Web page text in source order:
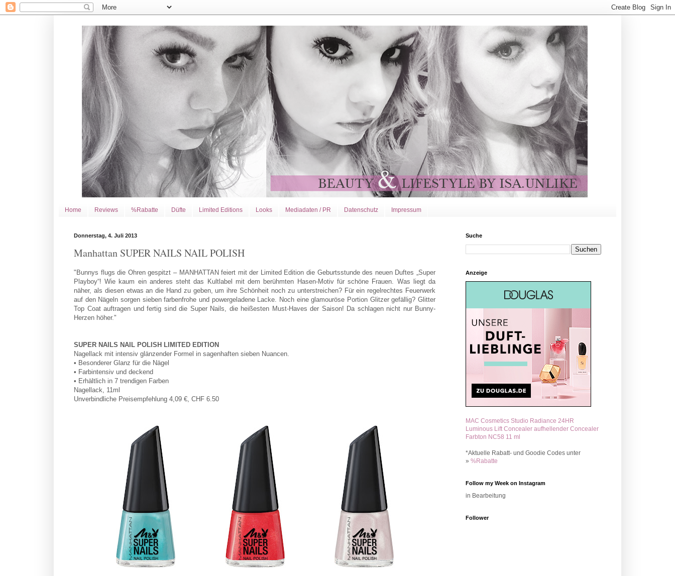
Home Reviews %Rabatte Düfte Limited Editions Looks Mediadaten / PR Datenschutz Impressum
Donnerstag, 4. Juli 2013
Manhattan SUPER NAILS NAIL POLISH
"Bunnys flugs die Ohren gespitzt – MANHATTAN feiert mit der Limited Edition die Geburtsstunde des neuen Duftes „Super
Playboy“! Wie kaum ein anderes steht das Kultlabel mit dem berühmten Hasen-Motiv für schöne Frauen. Was liegt da
näher, als diesen etwas an die Hand zu geben, um ihre Schönheit noch zu unterstreichen? Für ein regelrechtes Feuerwerk
auf den Nägeln sorgen sieben farbenfrohe und powergeladene Lacke. Noch eine glamouröse Portion Glitzer gefällig? Glitter
Top Coat auftragen und fertig sind die Super Nails, die heißesten Must-Haves der Saison! Da schlagen nicht nur Bunny-
Herzen höher."
SUPER NAILS NAIL POLISH LIMITED EDITION
Nagellack mit intensiv glänzender Formel in sagenhaften sieben Nuancen.
• Besonderer Glanz für die Nägel
• Farbintensiv und deckend
• Erhältlich in 7 trendigen Farben
Nagellack, 11ml
Unverbindliche Preisempfehlung 4,09 €, CHF 6.50
Suche
Anzeige
MAC Cosmetics Studio Radiance 24HR
Luminous Lift Concealer aufhellender Concealer
Farbton NC58 11 ml
*Aktuelle Rabatt- und Goodie Codes unter
» %Rabatte
Follow my Week on Instagram
in Bearbeitung
Follower